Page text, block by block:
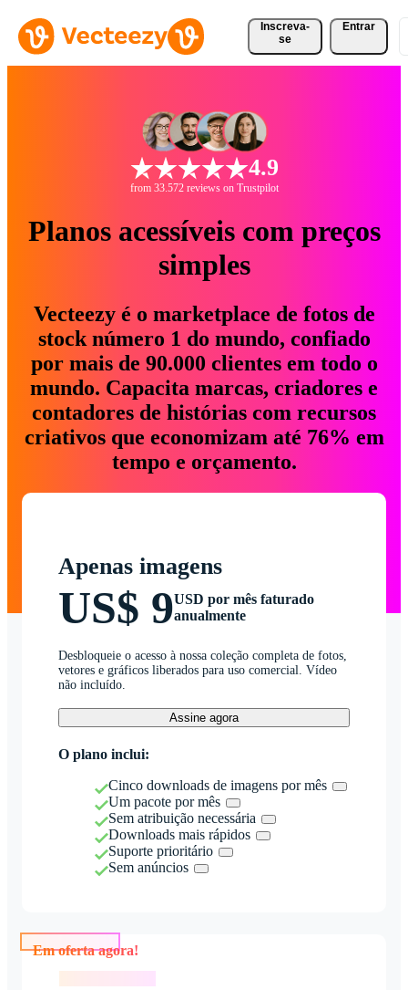
Inscreva-
se
Entrar
4.9
from 33.572 reviews on Trustpilot
Planos acessíveis com preços
simples
Vecteezy é o marketplace de fotos de
stock número 1 do mundo, confiado
por mais de 90.000 clientes em todo o
mundo. Capacita marcas, criadores e
contadores de histórias com recursos
criativos que economizam até 76% em
tempo e orçamento.
Apenas imagens
US$ 9USD por mês faturado
anualmente
Desbloqueie o acesso à nossa coleção completa de fotos,
vetores e gráficos liberados para uso comercial. Vídeo
não incluído.
Assine agora
O plano inclui:
Cinco downloads de imagens por mês
Um pacote por mês
Sem atribuição necessária
Downloads mais rápidos
Suporte prioritário
Sem anúncios